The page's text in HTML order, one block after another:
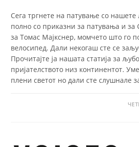
Сега тргнете на патување со нашете
полно со приказни за патувања и за
за Томас Мајкснер, момчето што го
велосипед. Дали некогаш сте се
Прочитајте ја нашата статија за
пријателството низ континентот.
плени светот но дали сте слушнале